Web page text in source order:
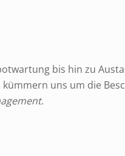
bis hin zu
uns um die
.